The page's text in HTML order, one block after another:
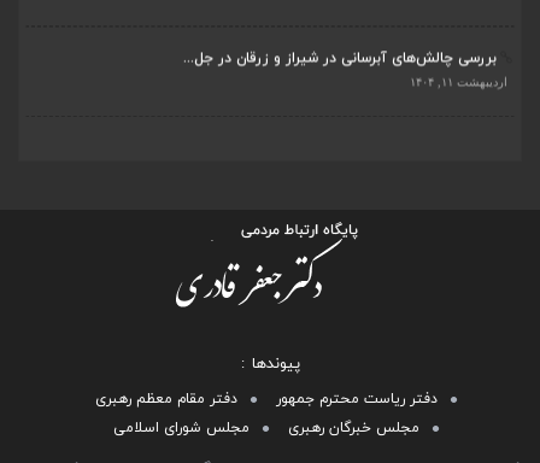
بررسی چالش‌های آبرسانی در شیراز و زرقان در جل...
اردیبهشت ۱۱, ۱۴۰۴
پیوندها
دفتر ریاست محترم جمهور
دفتر مقام معظم رهبری
مجلس خبرگان رهبری
مجلس شورای اسلامی